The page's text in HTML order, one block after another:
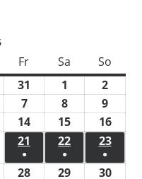
Fr Freitag
Sa Samstag
So
31 1
August
2026
2
2026
77.
August
2026
88.
August
2026
9
2026
14
August
15
August
1616.
21
August
●
(1
22
August
●
(1
2323.
●
(1
28 29 3030.